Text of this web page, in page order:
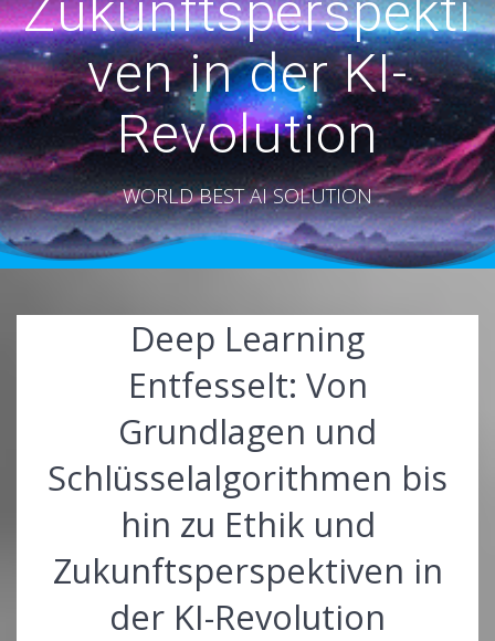
ven in der KI-
Revolution
WORLD BEST AI SOLUTION
Deep Learning
Entfesselt: Von
Grundlagen und
Schlüsselalgorithmen bis
hin zu Ethik und
Zukunftsperspektiven in
der KI-Revolution